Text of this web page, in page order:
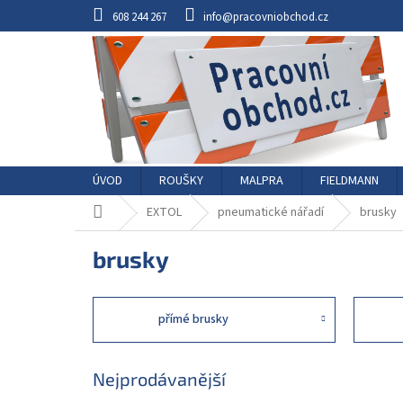
608 244 267 info@pracovniobchod.cz
ÚVOD ROUŠKY MALPRA FIELDMANN
Domů EXTOL pneumatické nářadí brusky
brusky
přímé brusky
Nejprodávanější